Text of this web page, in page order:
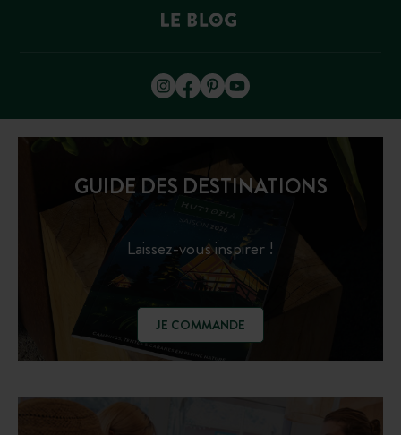
GUIDE DES DESTINATIONS
Laissez-vous inspirer !
JE COMMANDE